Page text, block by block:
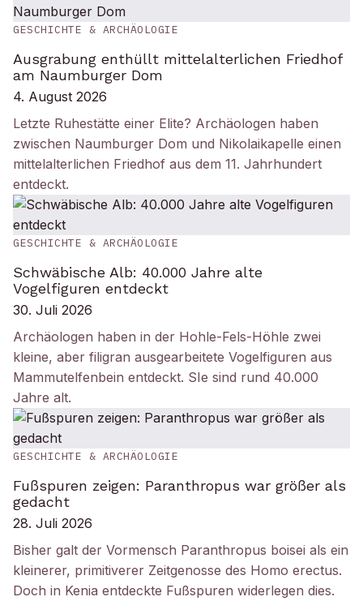
GESCHICHTE & ARCHÄOLOGIE
Ausgrabung enthüllt mittelalterlichen Friedhof
am Naumburger Dom
4. August 2026
Letzte Ruhestätte einer Elite? Archäologen haben
zwischen Naumburger Dom und Nikolaikapelle einen
mittelalterlichen Friedhof aus dem 11. Jahrhundert
entdeckt.
GESCHICHTE & ARCHÄOLOGIE
Schwäbische Alb: 40.000 Jahre alte
Vogelfiguren entdeckt
30. Juli 2026
Archäologen haben in der Hohle-Fels-Höhle zwei
kleine, aber filigran ausgearbeitete Vogelfiguren aus
Mammutelfenbein entdeckt. SIe sind rund 40.000
Jahre alt.
GESCHICHTE & ARCHÄOLOGIE
Fußspuren zeigen: Paranthropus war größer als
gedacht
28. Juli 2026
Bisher galt der Vormensch Paranthropus boisei als ein
kleinerer, primitiverer Zeitgenosse des Homo erectus.
Doch in Kenia entdeckte Fußspuren widerlegen dies.